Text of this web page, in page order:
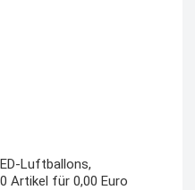
Luftballons,
Artikel für 0,00 Euro